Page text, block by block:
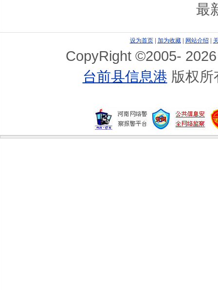
最
设为首页| 加为收藏| 网站介绍 |
CopyRight ©2005-
台前县信息港 版权